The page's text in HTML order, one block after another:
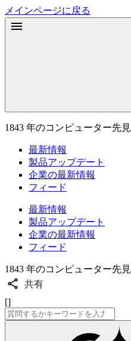
メインページに戻る
1843 年のコンピューター先
最新情報
製品アップデート
企業の最新情報
フィード
最新情報
製品アップデート
企業の最新情報
フィード
1843 年のコンピューター先
共有
[]